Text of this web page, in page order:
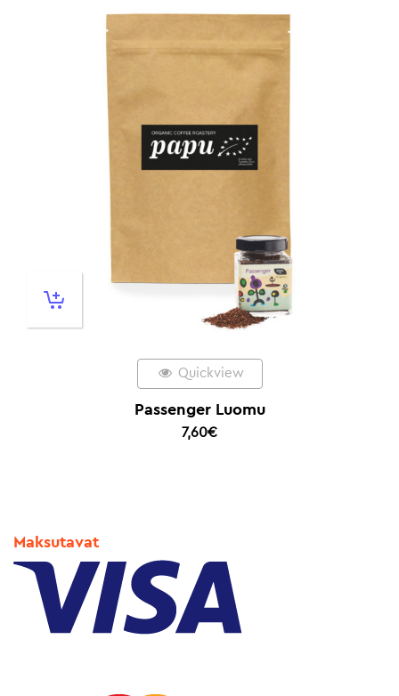
Quickview
Passenger Luomu
7,60€
Maksutavat